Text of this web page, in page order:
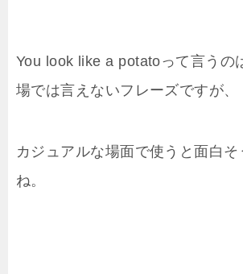
You look like a potatoって言うの
場では言えないフレーズですが、
カジュアルな場面で使うと面白そ
ね。